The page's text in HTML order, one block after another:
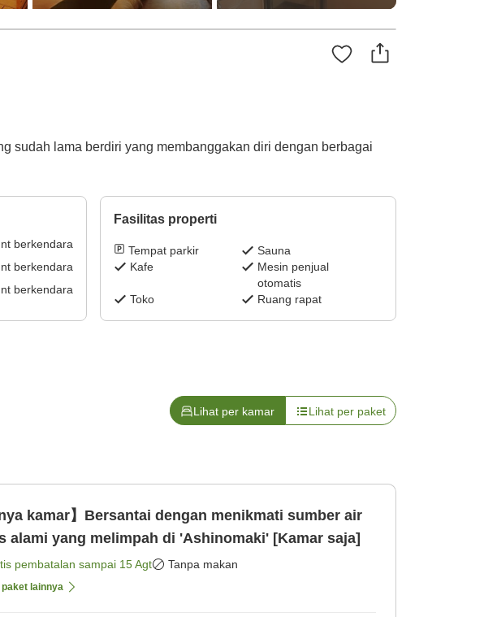
sudah lama berdiri yang membanggakan diri dengan berbagai
berkendara
berkendara
berkendara
Fasilitas properti
Tempat parkir
Sauna
Kafe
Mesin penjual
otomatis
Toko
Ruang rapat
Lihat per kamar Lihat per paket
kamar】Bersantai dengan menikmati sumber air
alami yang melimpah di 'Ashinomaki' [Kamar saja]
pembatalan sampai 15 Agt Tanpa makan
paket lainnya